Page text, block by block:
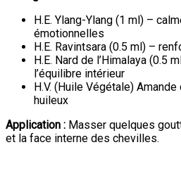
H.E. Ylang-Ylang (1 ml) –
émotionnelles
H.E. Ravintsara (0.5 ml) –
H.E. Nard de l’Himalaya (0.5
l’équilibre intérieur
H.V. (Huile Végétale)
huileux
Application : Masser quelques
et la face interne des chevilles.